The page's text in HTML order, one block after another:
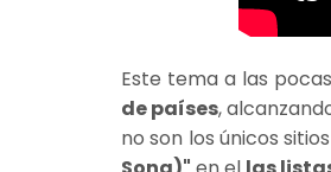
Este tema a las
de países,
no son los únicos